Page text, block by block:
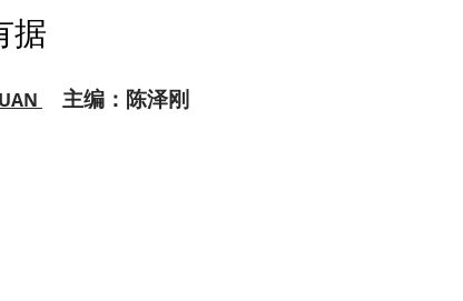
据
主编：陈泽刚